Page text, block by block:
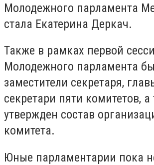
Молодежного парламента
стала Екатерина Деркач.
Также в рамках первой
Молодежного парламента
заместители секретаря,
секретари пяти комитетов, а
утвержден состав
комитета.
Юные парламентарии пока